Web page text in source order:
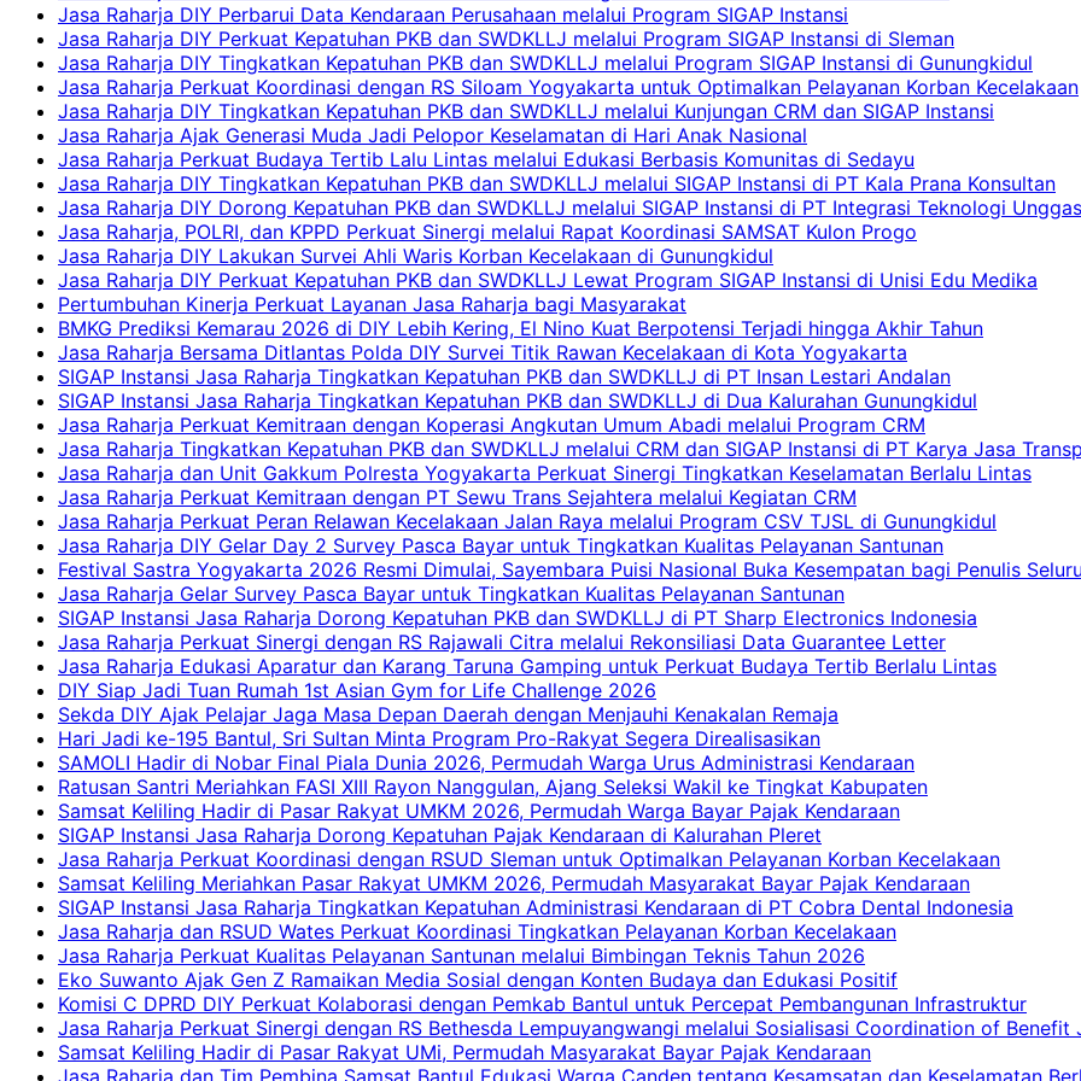
Jasa Raharja DIY Perbarui Data Kendaraan Perusahaan melalui Program SIGAP Instansi
Jasa Raharja DIY Perkuat Kepatuhan PKB dan SWDKLLJ melalui Program SIGAP Instansi di Sleman
Jasa Raharja DIY Tingkatkan Kepatuhan PKB dan SWDKLLJ melalui Program SIGAP Instansi di Gunungkidul
Jasa Raharja Perkuat Koordinasi dengan RS Siloam Yogyakarta untuk Optimalkan Pelayanan Korban Kecelakaan
Jasa Raharja DIY Tingkatkan Kepatuhan PKB dan SWDKLLJ melalui Kunjungan CRM dan SIGAP Instansi
Jasa Raharja Ajak Generasi Muda Jadi Pelopor Keselamatan di Hari Anak Nasional
Jasa Raharja Perkuat Budaya Tertib Lalu Lintas melalui Edukasi Berbasis Komunitas di Sedayu
Jasa Raharja DIY Tingkatkan Kepatuhan PKB dan SWDKLLJ melalui SIGAP Instansi di PT Kala Prana Konsultan
Jasa Raharja DIY Dorong Kepatuhan PKB dan SWDKLLJ melalui SIGAP Instansi di PT Integrasi Teknologi Unggas
Jasa Raharja, POLRI, dan KPPD Perkuat Sinergi melalui Rapat Koordinasi SAMSAT Kulon Progo
Jasa Raharja DIY Lakukan Survei Ahli Waris Korban Kecelakaan di Gunungkidul
Jasa Raharja DIY Perkuat Kepatuhan PKB dan SWDKLLJ Lewat Program SIGAP Instansi di Unisi Edu Medika
Pertumbuhan Kinerja Perkuat Layanan Jasa Raharja bagi Masyarakat
BMKG Prediksi Kemarau 2026 di DIY Lebih Kering, El Nino Kuat Berpotensi Terjadi hingga Akhir Tahun
Jasa Raharja Bersama Ditlantas Polda DIY Survei Titik Rawan Kecelakaan di Kota Yogyakarta
SIGAP Instansi Jasa Raharja Tingkatkan Kepatuhan PKB dan SWDKLLJ di PT Insan Lestari Andalan
SIGAP Instansi Jasa Raharja Tingkatkan Kepatuhan PKB dan SWDKLLJ di Dua Kalurahan Gunungkidul
Jasa Raharja Perkuat Kemitraan dengan Koperasi Angkutan Umum Abadi melalui Program CRM
Jasa Raharja Tingkatkan Kepatuhan PKB dan SWDKLLJ melalui CRM dan SIGAP Instansi di PT Karya Jasa
Jasa Raharja dan Unit Gakkum Polresta Yogyakarta Perkuat Sinergi Tingkatkan Keselamatan Berlalu Lintas
Jasa Raharja Perkuat Kemitraan dengan PT Sewu Trans Sejahtera melalui Kegiatan CRM
Jasa Raharja Perkuat Peran Relawan Kecelakaan Jalan Raya melalui Program CSV TJSL di Gunungkidul
Jasa Raharja DIY Gelar Day 2 Survey Pasca Bayar untuk Tingkatkan Kualitas Pelayanan Santunan
Festival Sastra Yogyakarta 2026 Resmi Dimulai, Sayembara Puisi Nasional Buka Kesempatan bagi Penulis
Jasa Raharja Gelar Survey Pasca Bayar untuk Tingkatkan Kualitas Pelayanan Santunan
SIGAP Instansi Jasa Raharja Dorong Kepatuhan PKB dan SWDKLLJ di PT Sharp Electronics Indonesia
Jasa Raharja Perkuat Sinergi dengan RS Rajawali Citra melalui Rekonsiliasi Data Guarantee Letter
Jasa Raharja Edukasi Aparatur dan Karang Taruna Gamping untuk Perkuat Budaya Tertib Berlalu Lintas
DIY Siap Jadi Tuan Rumah 1st Asian Gym for Life Challenge 2026
Sekda DIY Ajak Pelajar Jaga Masa Depan Daerah dengan Menjauhi Kenakalan Remaja
Hari Jadi ke-195 Bantul, Sri Sultan Minta Program Pro-Rakyat Segera Direalisasikan
SAMOLI Hadir di Nobar Final Piala Dunia 2026, Permudah Warga Urus Administrasi Kendaraan
Ratusan Santri Meriahkan FASI XIII Rayon Nanggulan, Ajang Seleksi Wakil ke Tingkat Kabupaten
Samsat Keliling Hadir di Pasar Rakyat UMKM 2026, Permudah Warga Bayar Pajak Kendaraan
SIGAP Instansi Jasa Raharja Dorong Kepatuhan Pajak Kendaraan di Kalurahan Pleret
Jasa Raharja Perkuat Koordinasi dengan RSUD Sleman untuk Optimalkan Pelayanan Korban Kecelakaan
Samsat Keliling Meriahkan Pasar Rakyat UMKM 2026, Permudah Masyarakat Bayar Pajak Kendaraan
SIGAP Instansi Jasa Raharja Tingkatkan Kepatuhan Administrasi Kendaraan di PT Cobra Dental Indonesia
Jasa Raharja dan RSUD Wates Perkuat Koordinasi Tingkatkan Pelayanan Korban Kecelakaan
Jasa Raharja Perkuat Kualitas Pelayanan Santunan melalui Bimbingan Teknis Tahun 2026
Eko Suwanto Ajak Gen Z Ramaikan Media Sosial dengan Konten Budaya dan Edukasi Positif
Komisi C DPRD DIY Perkuat Kolaborasi dengan Pemkab Bantul untuk Percepat Pembangunan Infrastruktur
Jasa Raharja Perkuat Sinergi dengan RS Bethesda Lempuyangwangi melalui Sosialisasi Coordination of Benefit
Samsat Keliling Hadir di Pasar Rakyat UMi, Permudah Masyarakat Bayar Pajak Kendaraan
Jasa Raharja dan Tim Pembina Samsat Bantul Edukasi Warga Canden tentang Kesamsatan dan Keselamatan